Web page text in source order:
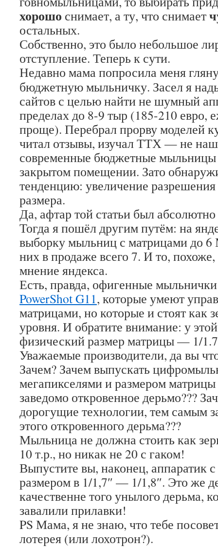
хорошо снимает, а ту, что снимает
остальных.
Собственно, это было небольшое
отступление. Теперь к сути.
Недавно мама попросила меня
бюджетную мыльничку. Засел я
сайтов с целью найти не шумный
пределах до 8-9 тыр (185-210 евро,
проще). Перебрал прорву моделей
читал отзывы, изучал ТТХ — не
современные бюджетные
закрытом помещении. Зато
тенденцию: увеличение
размера.
Да, афтар той статьи был
Тогда я пошёл другим путём: на
выборку мыльниц с матрицами до
них в продаже всего 7. И то,
мнение яндекса.
Есть, правда, офигенные
PowerShot G11, которые умеют
матрицами, но которые и стоят как
уровня. И обратите внимание: у
физический размер матрицы — 1/
Уважаемые производители, да вы
Зачем? Зачем выпускать
мегапикселями и размером матрицы
заведомо откровенное дерьмо???
дорогущие технологии, тем самым
этого откровенного дерьма???
Мыльница не должна стоить как
10 т.р., но никак не 20 с гаком!
Выпустите вы, наконец, аппаратик
размером в 1/1,7″ — 1/1,8″. Это же
качественне того унылого дерьма,
завалили прилавки!
PS Мама, я не знаю, что тебе
лотерея (или лохотрон?).